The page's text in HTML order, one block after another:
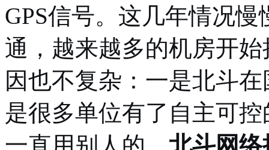
GPS信号。这几年情况
通，越来越多的机房开
因也不复杂：一是北斗
是很多单位有了自主可
一直用别人的。 北斗网